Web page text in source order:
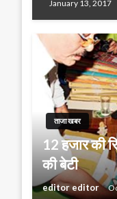
January 13, 2017
ताजा खबर
12 हजार की
की बेटी
editor editor